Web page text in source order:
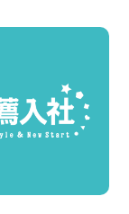
2台になりま
タカー 各務原那加
2026年08月06日